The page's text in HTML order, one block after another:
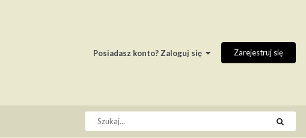
Posiadasz konto? Zaloguj się Zarejestruj się